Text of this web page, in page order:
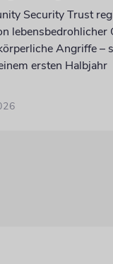
Security Trust
lebensbedrohlicher
Angriffe –
ersten Halbjahr